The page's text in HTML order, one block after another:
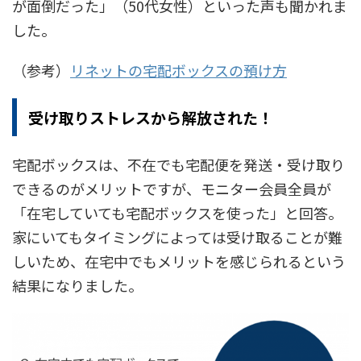
が面倒だった」（50代女性）といった声も聞かれま
した。
（参考）
リネットの宅配ボックスの預け方
受け取りストレスから解放された！
宅配ボックスは、不在でも宅配便を発送・受け取り
できるのがメリットですが、モニター会員全員が
「在宅していても宅配ボックスを使った」と回答。
家にいてもタイミングによっては受け取ることが難
しいため、在宅中でもメリットを感じられるという
結果になりました。